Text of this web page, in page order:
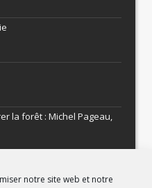
notre site web et notre
la forêt : Michel Pageau,